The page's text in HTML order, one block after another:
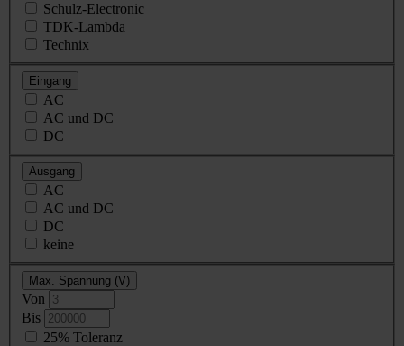
Schulz-Electronic
TDK-Lambda
Technix
Eingang
AC
AC und DC
DC
Ausgang
AC
AC und DC
DC
keine
Max. Spannung (V)
Von
Bis
25% Toleranz